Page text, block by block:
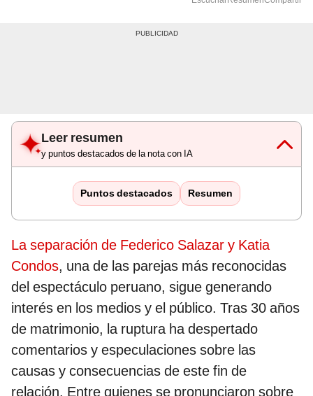
Leer resumen
y puntos destacados de la nota con IA
Puntos destacados Resumen
La separación de Federico Salazar y Katia
Condos, una de las parejas más reconocidas
del espectáculo peruano, sigue generando
interés en los medios y el público. Tras 30 años
de matrimonio, la ruptura ha despertado
comentarios y especulaciones sobre las
causas y consecuencias de este fin de
relación. Entre quienes se pronunciaron sobre